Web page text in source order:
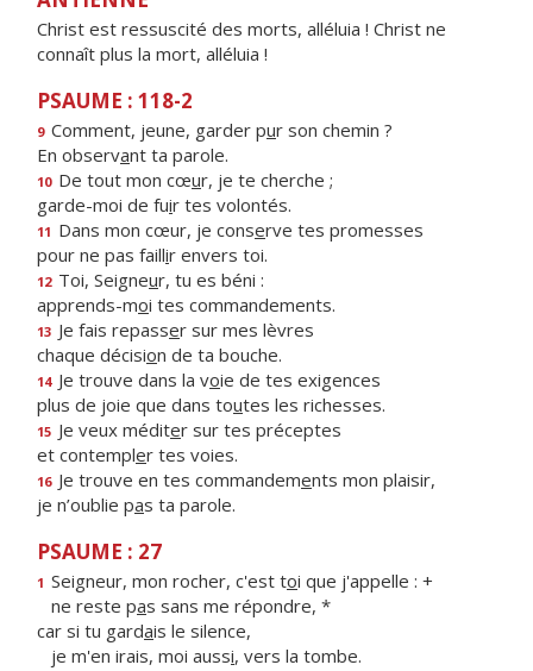
Christ est ressuscité des morts, alléluia ! Christ ne
connaît plus la mort, alléluia !
PSAUME : 118-2
9 Comment, jeune, garder pur son chemin ?
En observant ta parole.
10 De tout mon cœur, je te cherche ;
garde-moi de fuir tes volontés.
11 Dans mon cœur, je conserve tes promesses
pour ne pas faillir envers toi.
12 Toi, Seigneur, tu es béni :
apprends-moi tes commandements.
13 Je fais repasser sur mes lèvres
chaque décision de ta bouche.
14 Je trouve dans la voie de tes exigences
plus de joie que dans toutes les richesses.
15 Je veux méditer sur tes préceptes
et contempler tes voies.
16 Je trouve en tes commandements mon plaisir,
je n’oublie pas ta parole.
PSAUME : 27
1 Seigneur, mon rocher, c'est toi que j'appelle : +
ne reste pas sans me répondre, *
car si tu gardais le silence,
je m'en irais, moi aussi, vers la tombe.